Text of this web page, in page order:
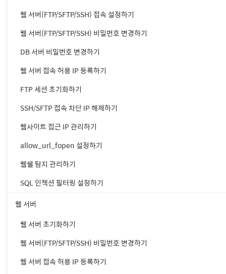
웹 서버(FTP/SFTP/SSH) 접속 설정하기
웹 서버(FTP/SFTP/SSH) 비밀번호 변경하기
DB 서버 비밀번호 변경하기
웹 서버 접속 허용 IP 등록하기
FTP 세션 초기화하기
SSH/SFTP 접속 차단 IP 해제하기
웹사이트 접근 IP 관리하기
allow_url_fopen 설정하기
웹쉘 탐지 관리하기
SQL 인젝션 필터링 설정하기
웹 서버
웹 서버 초기화하기
웹 서버(FTP/SFTP/SSH) 비밀번호 변경하기
웹 서버 접속 허용 IP 등록하기